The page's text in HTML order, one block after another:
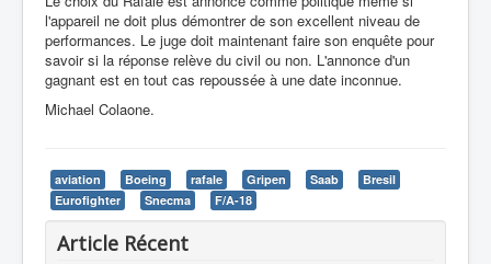
l'appareil ne doit plus démontrer de son excellent niveau de
performances. Le juge doit maintenant faire son enquête pour
savoir si la réponse relève du civil ou non. L'annonce d'un
gagnant est en tout cas repoussée à une date inconnue.
Michael Colaone.
aviation Boeing rafale Gripen Saab
Bresil
Eurofighter
Snecma F/A-18
Article Récent